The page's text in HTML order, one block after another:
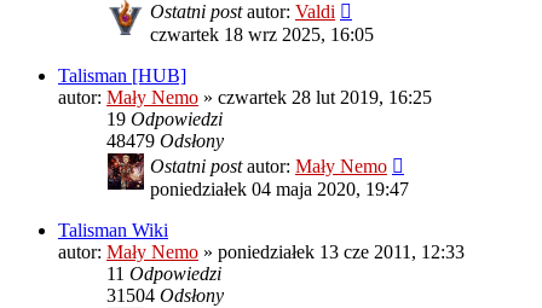
Ostatni postautor: Valdi
czwartek 18 wrz 2025, 16:05
Talisman [HUB]
autor: Mały Nemo » czwartek 28 lut 2019, 16:25
19 Odpowiedzi
48479 Odsłony
Ostatni postautor: Mały Nemo
poniedziałek 04 maja 2020, 19:47
Talisman Wiki
autor: Mały Nemo » poniedziałek 13 cze 2011, 12:33
11 Odpowiedzi
31504 Odsłony